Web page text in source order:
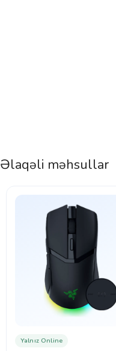
Əlaqəli məhsullar
Yalnız Online